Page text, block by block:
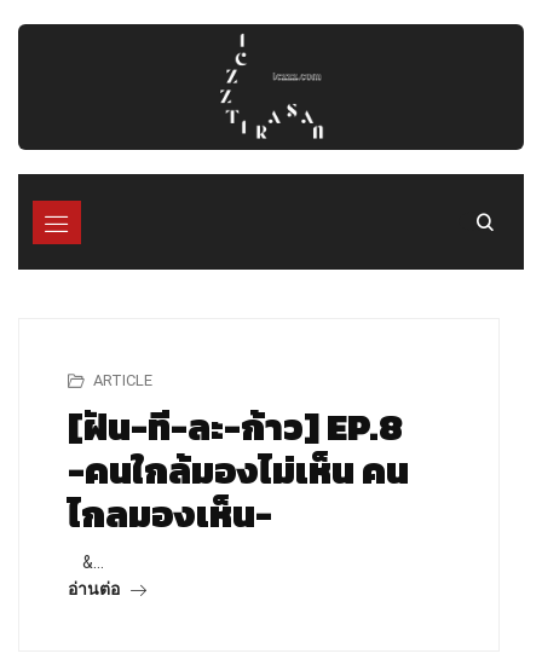
ARTICLE
[ฝัน-ที-ละ-ก้าว] EP.8
-คนใกล้มองไม่เห็น คน
ไกลมองเห็น-
&…
อ่านต่อ